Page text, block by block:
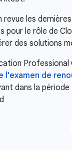
les
pour le rôle de
des solutions
l'examen de
dans la période